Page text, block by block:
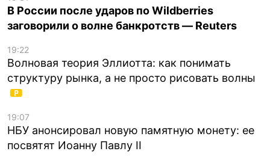
В России после ударов по Wildberries
заговорили о волне банкротств — Reuters
19:22
Волновая теория Эллиотта: как понимать
структуру рынка, а не просто рисовать волны
19:07
НБУ анонсировал новую памятную монету: ее
посвятят Иоанну Павлу II